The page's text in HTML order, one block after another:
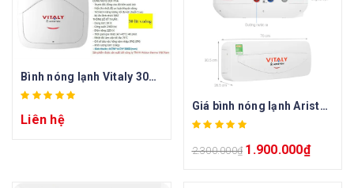
Bình nóng lạnh Vitaly 30L vuông
Liên hệ
Giá bình nóng lạnh Ariston Vitaly
2.300.000₫ 1.900.000₫